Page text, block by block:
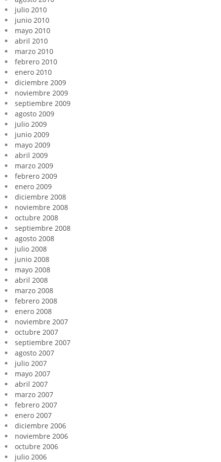
julio 2010
junio 2010
mayo 2010
abril 2010
marzo 2010
febrero 2010
enero 2010
diciembre 2009
noviembre 2009
septiembre 2009
agosto 2009
julio 2009
junio 2009
mayo 2009
abril 2009
marzo 2009
febrero 2009
enero 2009
diciembre 2008
noviembre 2008
octubre 2008
septiembre 2008
agosto 2008
julio 2008
junio 2008
mayo 2008
abril 2008
marzo 2008
febrero 2008
enero 2008
noviembre 2007
octubre 2007
septiembre 2007
agosto 2007
julio 2007
mayo 2007
abril 2007
marzo 2007
febrero 2007
enero 2007
diciembre 2006
noviembre 2006
octubre 2006
julio 2006